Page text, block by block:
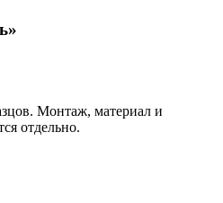
Монтаж, материал и
отдельно.